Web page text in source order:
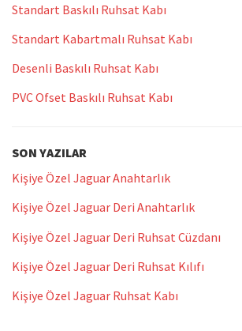
Standart Baskılı Ruhsat Kabı
Standart Kabartmalı Ruhsat Kabı
Desenli Baskılı Ruhsat Kabı
PVC Ofset Baskılı Ruhsat Kabı
SON YAZILAR
Kişiye Özel Jaguar Anahtarlık
Kişiye Özel Jaguar Deri Anahtarlık
Kişiye Özel Jaguar Deri Ruhsat Cüzdanı
Kişiye Özel Jaguar Deri Ruhsat Kılıfı
Kişiye Özel Jaguar Ruhsat Kabı